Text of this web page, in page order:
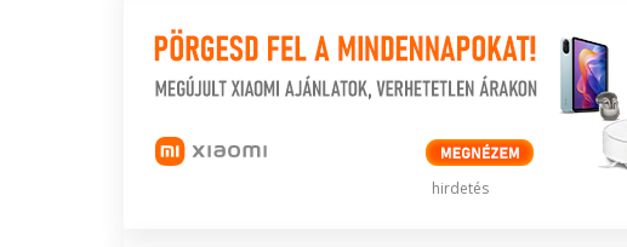
hirdetés